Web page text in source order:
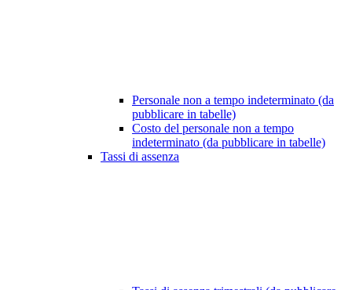
Personale non a tempo indeterminato (da
pubblicare in tabelle)
Costo del personale non a tempo
indeterminato (da pubblicare in tabelle)
Tassi di assenza